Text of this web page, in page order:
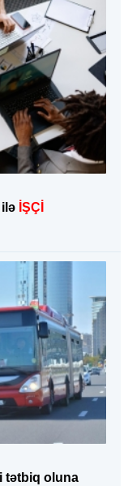
İŞÇİ
tətbiq oluna